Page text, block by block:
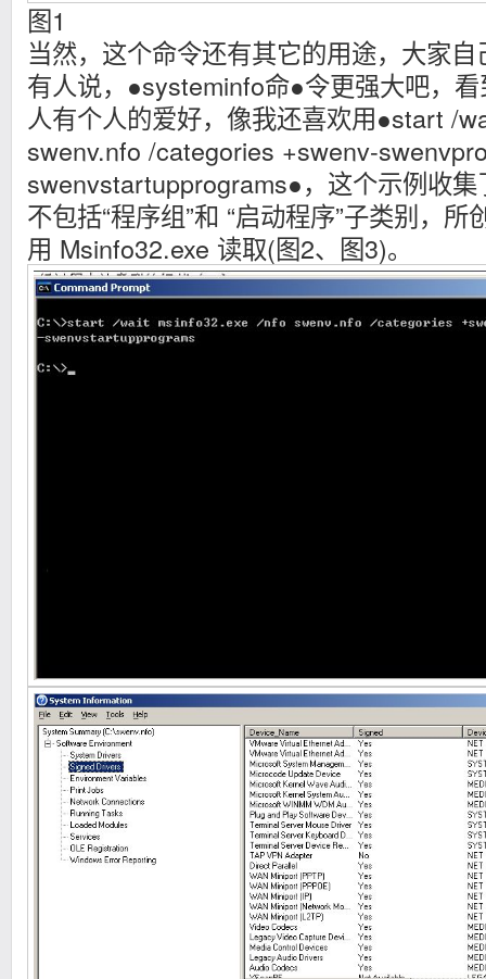
图1
当然，这个命令还有其它的用途，大家
有人说，●systeminfo命●令更强大吧，
人有个人的爱好，像我还喜欢用●start /
swenv.nfo /categories +swenv-
swenvstartupprograms●，这个示例收
不包括“程序组”和 “启动程序”子类别，
用 Msinfo32.exe 读取(图2、图3)。